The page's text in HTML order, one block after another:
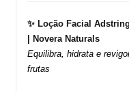
✨ Loção Facial
Novera Naturals
Equilibra, hidrata e
frutas